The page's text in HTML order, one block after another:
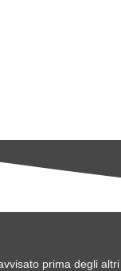
prima degli